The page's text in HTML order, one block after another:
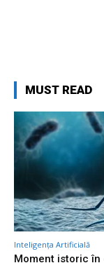
MUST READ
Inteligența Artificială
Moment istoric în